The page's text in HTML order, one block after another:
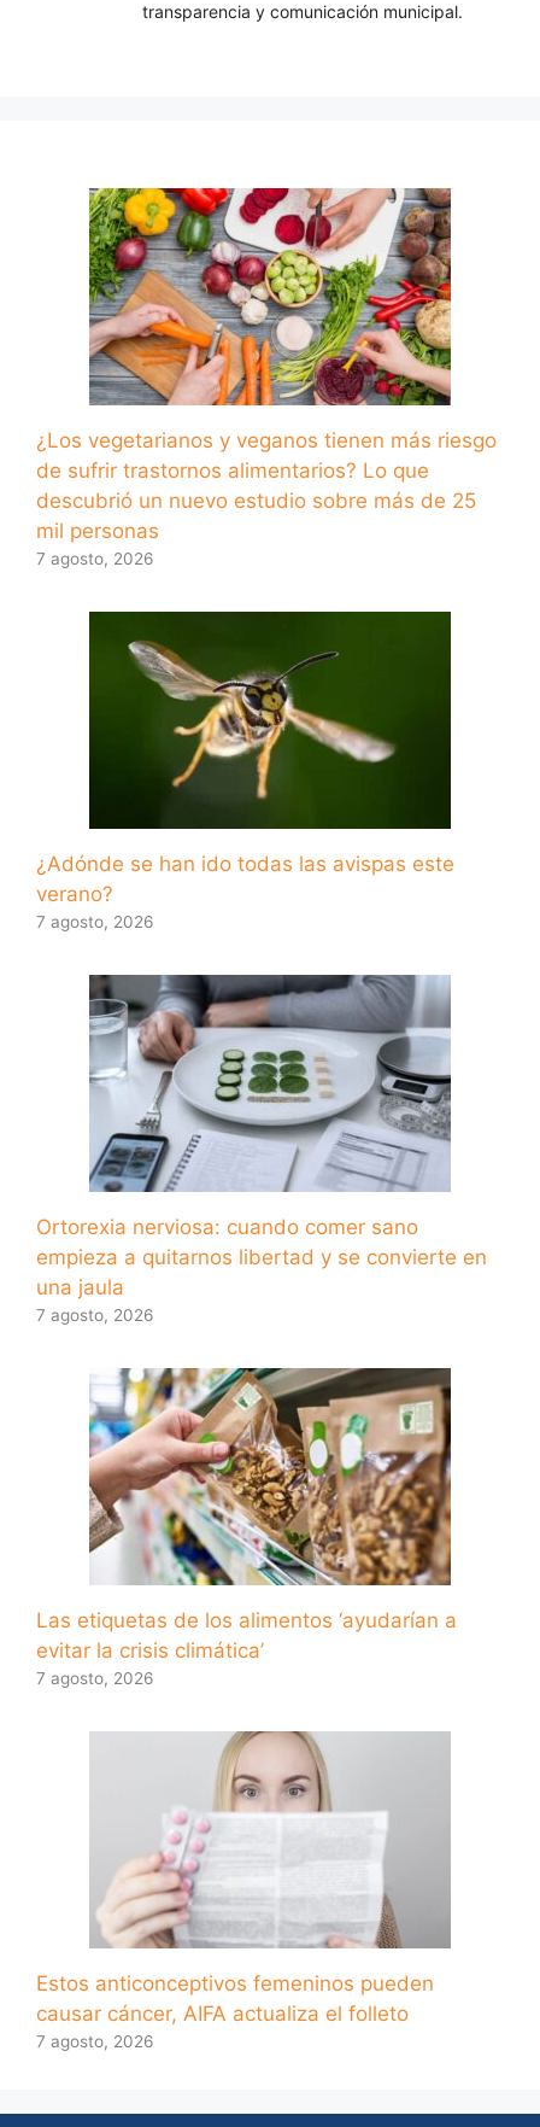
transparencia y comunicación municipal.
¿Los vegetarianos y veganos tienen más riesgo
de sufrir trastornos alimentarios? Lo que
descubrió un nuevo estudio sobre más de 25
mil personas
7 agosto, 2026
¿Adónde se han ido todas las avispas este
verano?
7 agosto, 2026
Ortorexia nerviosa: cuando comer sano
empieza a quitarnos libertad y se convierte en
una jaula
7 agosto, 2026
Las etiquetas de los alimentos ‘ayudarían a
evitar la crisis climática’
7 agosto, 2026
Estos anticonceptivos femeninos pueden
causar cáncer, AIFA actualiza el folleto
7 agosto, 2026